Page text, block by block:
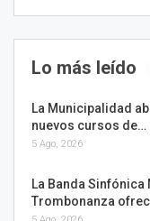
Lo más leído
La Municipalidad
nuevos cursos de…
5 Ago, 2026
La Banda Sinfónica
Trombonanza